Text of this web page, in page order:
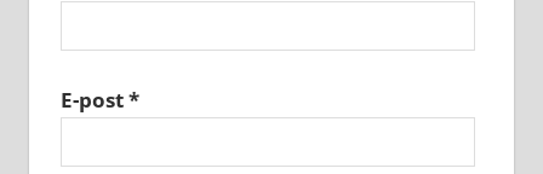
E-post*